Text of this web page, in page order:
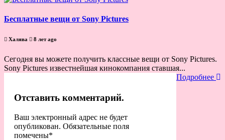
Бесплатные вещи от Sony Pictures
Халява 8 лет ago
Сегодня вы можете получить классные вещи от Sony Pictures.
Sony Pictures известнейшая кинокомпания ставшая...
Подробнее
Отставить комментарий.
Ваш электронный адрес не будет
опубликован. Обязательные поля
помечены*